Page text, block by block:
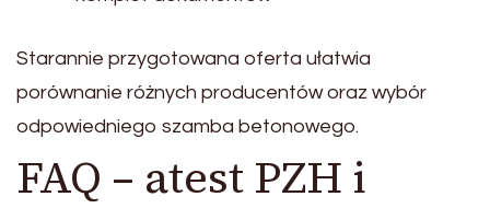
Starannie przygotowana oferta ułatwia
porównanie różnych producentów oraz wybór
odpowiedniego szamba betonowego.
FAQ – atest PZH i